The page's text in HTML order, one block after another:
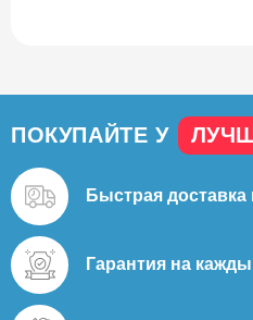
ПОКУПАЙТЕ У
Быстрая доставка
Гарантия на